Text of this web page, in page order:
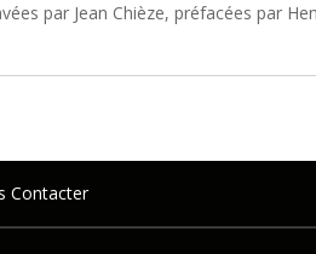
par Jean Chièze, préfacées par
Contacter